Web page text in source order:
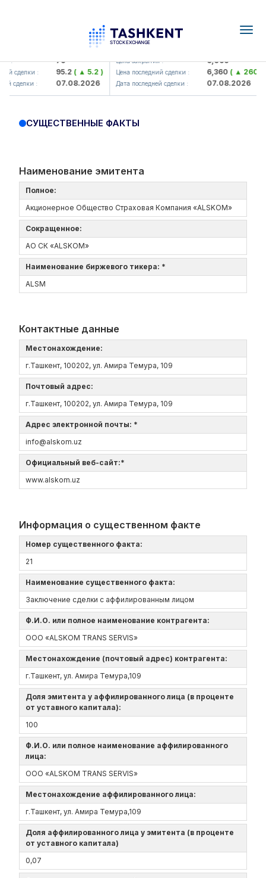
: 79
сделки : 95.2( ▲ 5.2 )
сделки : 07.08.2026
UZMK (<O'zmetkombinat> AJ)
Цена закрытия : 6,099
Цена последний сделки : 6,360( ▲
Дата последней сделки : 07.08.2026
СУЩЕСТВЕННЫЕ ФАКТЫ
Наименование эмитента
Полное:
Акционерное Общество Страховая Компания «ALSKOM»
Сокращенное:
АО СК «ALSKOM»
Наименование биржевого тикера: *
ALSM
Контактные данные
Местонахождение:
г.Ташкент, 100202, ул. Амира Темура, 109
Почтовый адрес:
г.Ташкент, 100202, ул. Амира Темура, 109
Адрес электронной почты: *
info@alskom.uz
Официальный веб-сайт:*
www.alskom.uz
Информация о существенном факте
Номер существенного факта:
21
Наименование существенного факта:
Заключение сделки с аффилированным лицом
Ф.И.О. или полное наименование контрагента:
ООО «ALSKOM TRANS SERVIS»
Местонахождение (почтовый адрес) контрагента:
г.Ташкент, ул. Амира Темура,109
Доля эмитента у аффилированного лица (в проценте
от уставного капитала):
100
Ф.И.О. или полное наименование аффилированного
лица:
ООО «ALSKOM TRANS SERVIS»
Местонахождение аффилированного лица:
г.Ташкент, ул. Амира Темура,109
Доля аффилированного лица у эмитента (в проценте
от уставного капитала)
0,07